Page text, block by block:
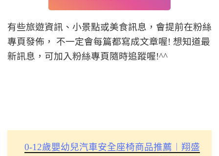
有些旅遊資訊、小景點或美食訊息，會提前在粉絲
專頁發佈， 不一定會每篇都寫成文章喔! 想知道最
新訊息，可加入粉絲專頁隨時追蹤喔!^^
0-12歲嬰幼兒汽車安全座椅商品推薦︱翔盛